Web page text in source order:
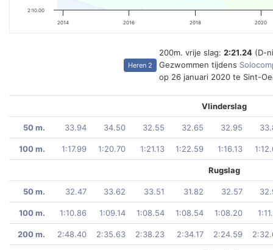
2014 2016 2018 2020
2:10.00
Heren 2
200m. vrije slag: 2:21.24 (D-
Gezwommen tijdens
op 26 januari 2020 te Sint-
Vlinderslag
50 m. 33.94 34.50 32.55 32.65 32.95
100 m. 1:17.99 1:20.70 1:21.13 1:22.59 1:16.13
Rugslag
50 m. 32.47 33.62 33.51 31.82 32.57
100 m. 1:10.86 1:09.14 1:08.54 1:08.54 1:08.20
200 m. 2:48.40 2:35.63 2:38.23 2:34.17 2:24.59